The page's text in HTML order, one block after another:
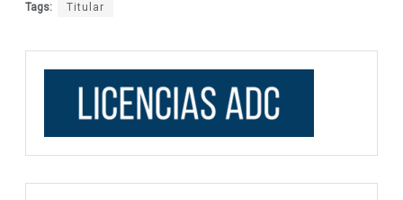
b
o
o
n
k
Tags: Titular